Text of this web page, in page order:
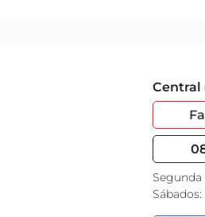
Segunda
Sábados: